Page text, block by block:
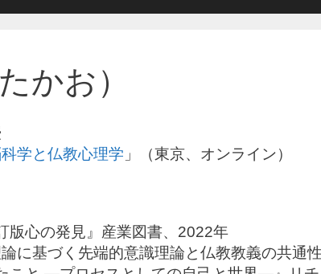
お）
学と仏教心理学 」（東京、オンライン）
版心の発見』産業図書、2022年
に基づく先端的意識理論と仏教教義の共通